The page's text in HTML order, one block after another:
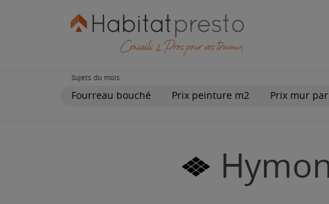
Sujets du mois
Fourreau bouché Prix peinture m2 Prix mur